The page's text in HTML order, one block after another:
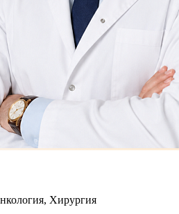
Хирургия